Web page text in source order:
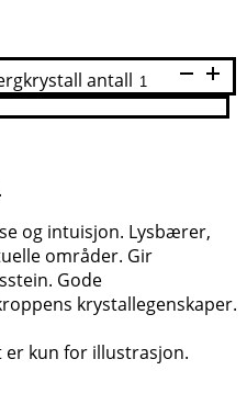
antall
og intuisjon. Lysbærer,
områder. Gir
Gode
krystallegenskaper.
er kun for illustrasjon.